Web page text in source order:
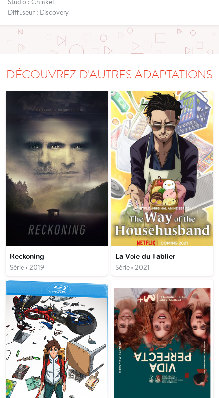
Studio : Chinkel
Diffuseur : Discovery
DÉCOUVREZ D'AUTRES ADAPTATIONS
Reckoning
Série • 2019
La Voie du Tablier
Série • 2021